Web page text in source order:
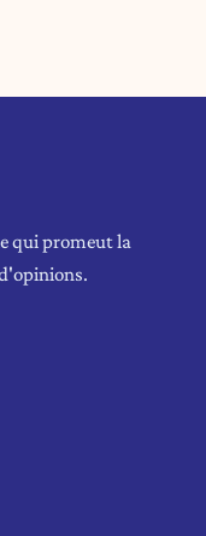
qui promeut la